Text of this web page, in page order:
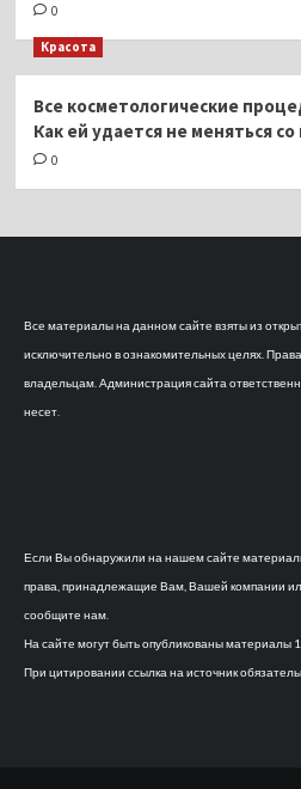
0
Красота
Все косметологические
Как ей удается не меняться
0
Все материалы на данном сайте взяты из
исключительно в ознакомительных целях.
владельцам. Администрация сайта
несет.
Если Вы обнаружили на нашем сайте
права, принадлежащие Вам, Вашей компании
сообщите нам.
На сайте могут быть опубликованы материалы
При цитировании ссылка на источник